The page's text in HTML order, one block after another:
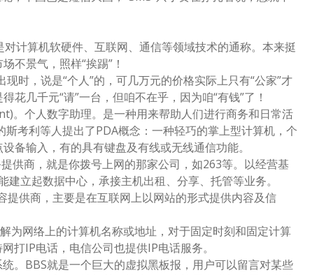
算机软硬件、互联网、通信等领域技术的通称。本来挺
不景气，照样“挨踢”！
，说是“个人”的，可几万元的价格实际上只有“公家”才
几千元“请”一台，但咱不在乎，因为咱“有钱”了！
个人数字助理。是一种用来帮助人们进行商务和日常活
考利等人提出了PDA概念：一种轻巧的掌上型计算机，个
备输入，有的具有键盘及有线或无线通信功能。
商，就是你拨号上网的那家公司，如263等。以经营基
立起数据中心，承接主机出租、分享、托管等业务。
商，主要是在互联网上以网站的形式提供内容及信
网络上的计算机名称或地址，对于固定时刻和固定计算
打IP电话，电信公司也提供IP电话服务。
BBS就是一个巨大的虚拟黑板报，用户可以留言对某些